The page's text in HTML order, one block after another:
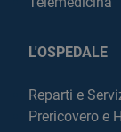
L'OSPEDALE
Reparti e
Prericovero e